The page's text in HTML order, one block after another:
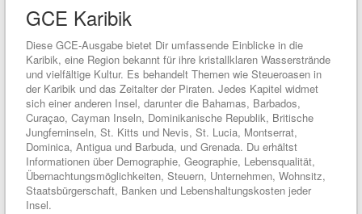
GCE Karibik
Diese GCE-Ausgabe bietet Dir umfassende Einblicke in die
Karibik, eine Region bekannt für ihre kristallklaren Wasserstrände
und vielfältige Kultur. Es behandelt Themen wie Steueroasen in
der Karibik und das Zeitalter der Piraten. Jedes Kapitel widmet
sich einer anderen Insel, darunter die Bahamas, Barbados,
Curaçao, Cayman Inseln, Dominikanische Republik, Britische
Jungferninseln, St. Kitts und Nevis, St. Lucia, Montserrat,
Dominica, Antigua und Barbuda, und Grenada. Du erhältst
Informationen über Demographie, Geographie, Lebensqualität,
Übernachtungsmöglichkeiten, Steuern, Unternehmen, Wohnsitz,
Staatsbürgerschaft, Banken und Lebenshaltungskosten jeder
Insel.